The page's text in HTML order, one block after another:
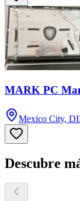
MARK PC
Mexico City,
Descubre